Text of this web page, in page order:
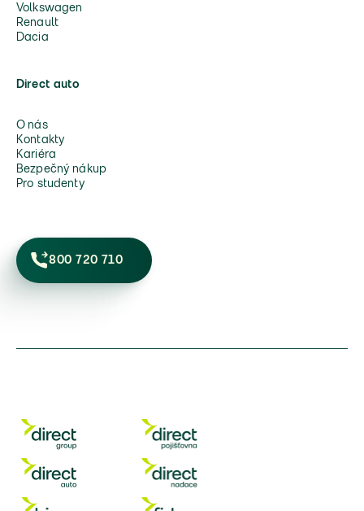
Volkswagen
Renault
Dacia
Direct auto
O nás
Kontakty
Kariéra
Bezpečný nákup
Pro studenty
800 720 710